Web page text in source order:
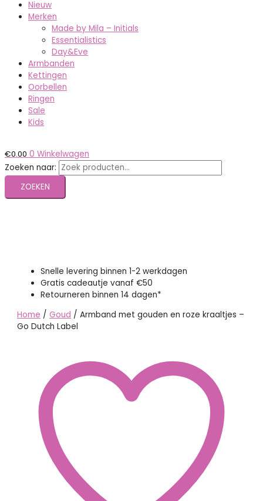
Nieuw
Merken
Made by Mila – Initials
Essentialistics
Day&Eve
Armbanden
Kettingen
Oorbellen
Ringen
Sale
Kids
€0.00 0 Winkelwagen
Zoeken naar:
ZOEKEN
Snelle levering binnen 1-2 werkdagen
Gratis cadeautje vanaf €50
Retourneren binnen 14 dagen*
Home /Goud / Armband met gouden en roze kraaltjes –
Go Dutch Label